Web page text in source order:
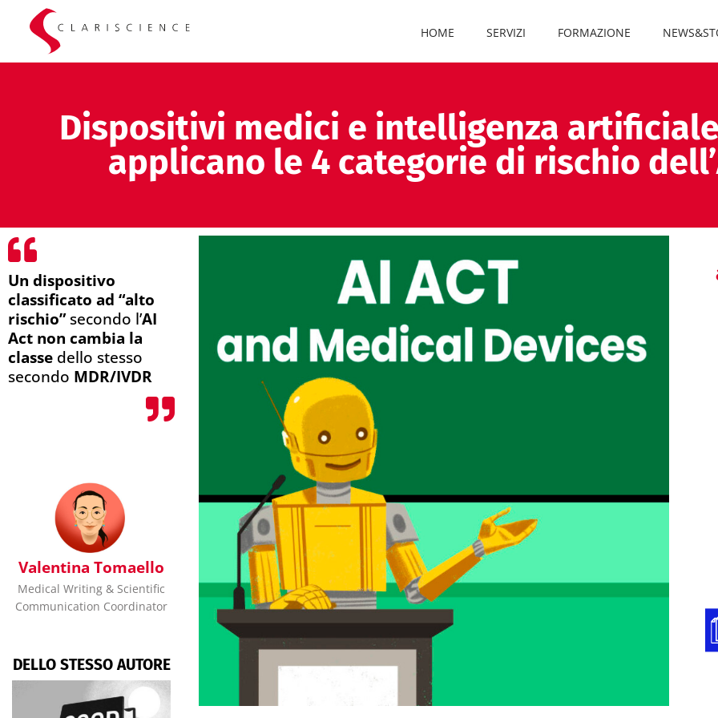
HOME SERVIZI FORMAZIONE
Dispositivi medici e intelligenza
applicano le 4 categorie di rischio
Un dispositivo
classificato ad “alto
rischio”secondo l’AI
Act non cambia la
classe dello stesso
secondo MDR/IVDR
Valentina Tomaello
Medical Writing & Scientific
Communication Coordinator
DELLO STESSO AUTORE